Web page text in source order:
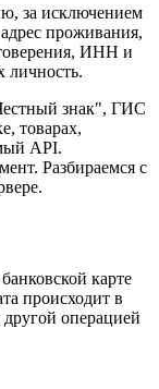
за исключением
проживания,
ИНН и
личность.
знак", ГИС
товарах,
API.
Разбираемся с
карте
происходит в
операцией